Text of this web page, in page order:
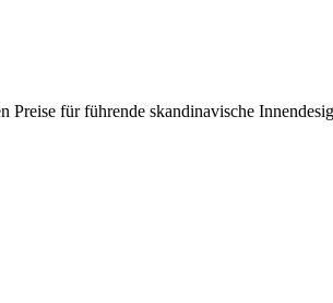
Preise für führende skandinavische